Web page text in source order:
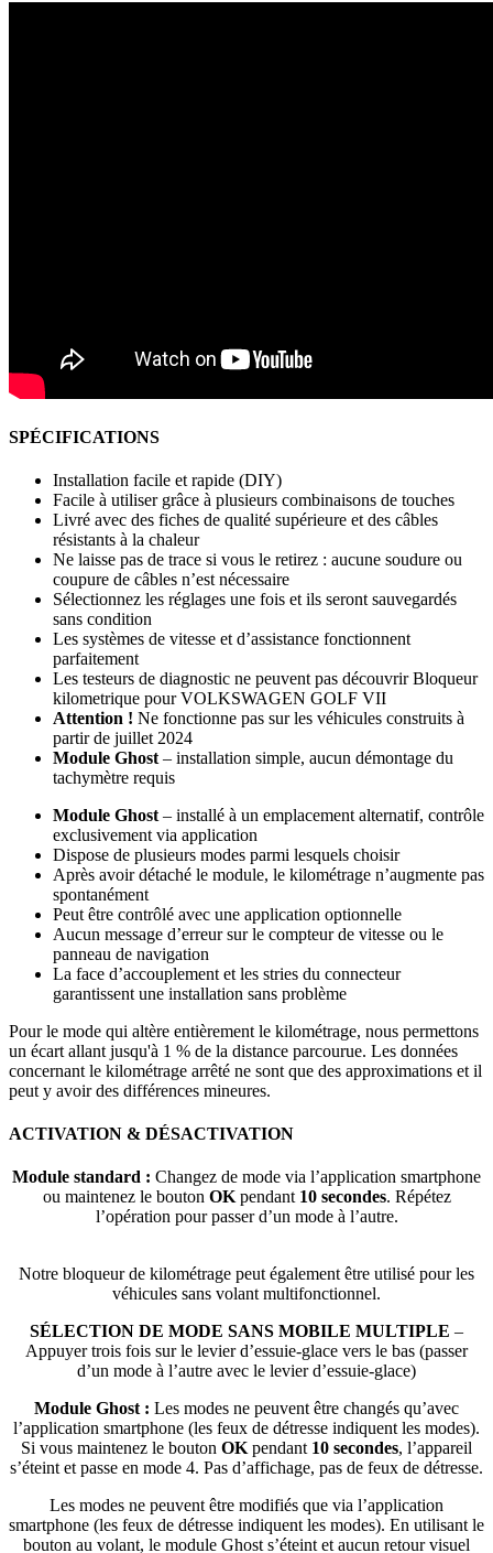
SPÉCIFICATIONS
Installation facile et rapide (DIY)
Facile à utiliser grâce à plusieurs combinaisons de touches
Livré avec des fiches de qualité supérieure et des câbles
résistants à la chaleur
Ne laisse pas de trace si vous le retirez : aucune soudure ou
coupure de câbles n’est nécessaire
Sélectionnez les réglages une fois et ils seront sauvegardés
sans condition
Les systèmes de vitesse et d’assistance fonctionnent
parfaitement
Les testeurs de diagnostic ne peuvent pas découvrir Bloqueur
kilometrique pour VOLKSWAGEN GOLF VII
Attention ! Ne fonctionne pas sur les véhicules construits à
partir de juillet 2024
Module Ghost – installation simple, aucun démontage du
tachymètre requis
Module Ghost – installé à un emplacement alternatif, contrôle
exclusivement via application
Dispose de plusieurs modes parmi lesquels choisir
Après avoir détaché le module, le kilométrage n’augmente pas
spontanément
Peut être contrôlé avec une application optionnelle
Aucun message d’erreur sur le compteur de vitesse ou le
panneau de navigation
La face d’accouplement et les stries du connecteur
garantissent une installation sans problème
Pour le mode qui altère entièrement le kilométrage, nous permettons
un écart allant jusqu'à 1 % de la distance parcourue. Les données
concernant le kilométrage arrêté ne sont que des approximations et il
peut y avoir des différences mineures.
ACTIVATION & DÉSACTIVATION
Module standard : Changez de mode via l’application smartphone
ou maintenez le bouton OKpendant 10 secondes. Répétez
l’opération pour passer d’un mode à l’autre.
Notre bloqueur de kilométrage peut également être utilisé pour les
véhicules sans volant multifonctionnel.
SÉLECTION DE MODE SANS MOBILE MULTIPLE –
Appuyer trois fois sur le levier d’essuie-glace vers le bas (passer
d’un mode à l’autre avec le levier d’essuie-glace)
Module Ghost : Les modes ne peuvent être changés qu’avec
l’application smartphone (les feux de détresse indiquent les modes).
Si vous maintenez le bouton OKpendant 10 secondes, l’appareil
s’éteint et passe en mode 4. Pas d’affichage, pas de feux de détresse.
Les modes ne peuvent être modifiés que via l’application
smartphone (les feux de détresse indiquent les modes). En utilisant le
bouton au volant, le module Ghost s’éteint et aucun retour visuel